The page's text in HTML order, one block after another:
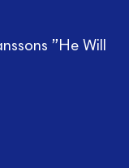
”He Will